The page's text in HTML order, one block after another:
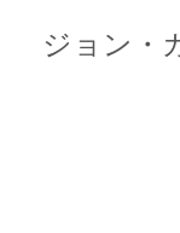
ジョン・